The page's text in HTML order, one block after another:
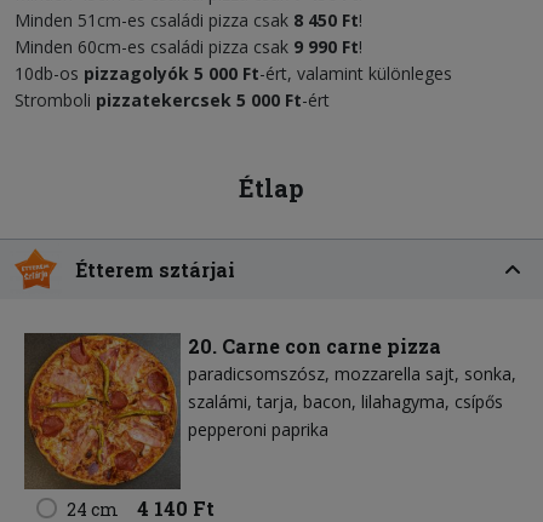
Minden 51cm-es családi pizza csak 8 450 Ft!
Minden 60cm-es családi pizza csak 9 990 Ft!
10db-os pizzagolyók 5 000 Ft-ért, valamint különleges
Stromboli pizzatekercsek 5 000 Ft-ért
Étlap
Étterem sztárjai
20. Carne con carne pizza
paradicsomszósz mozzarella sajt sonka
szalámi tarja bacon lilahagyma csípős
pepperoni paprika
24 cm 4 140 Ft